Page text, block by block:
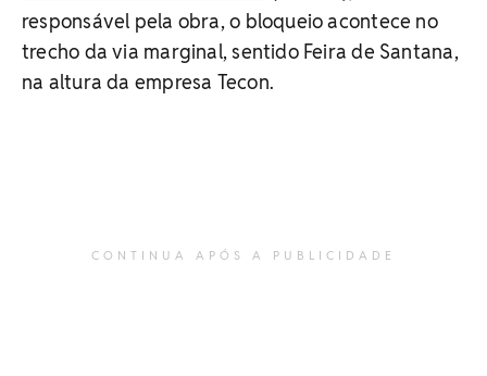
responsável pela obra, o bloqueio acontece no
trecho da via marginal, sentido Feira de Santana,
na altura da empresa Tecon.
CONTINUA APÓS A PUBLICIDADE